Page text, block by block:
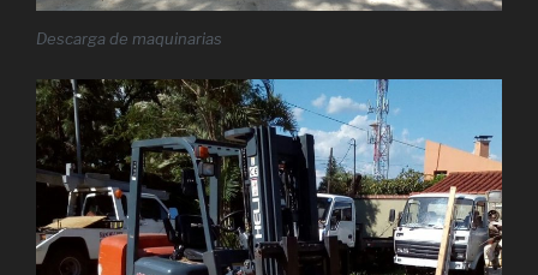
Descarga de maquinarias